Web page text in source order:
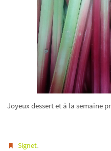
Joyeux dessert et à la semaine
Signet.